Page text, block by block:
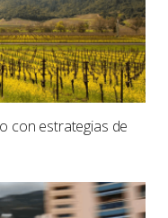
con estrategias de